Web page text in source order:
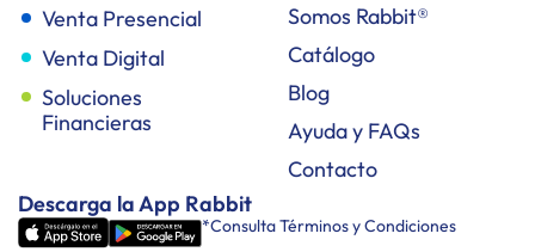
Venta Presencial
Venta Digital
Soluciones
Financieras
Somos Rabbit®
Catálogo
Blog
Ayuda y FAQs
Contacto
Descarga la App Rabbit
*Consulta Términos y Condiciones